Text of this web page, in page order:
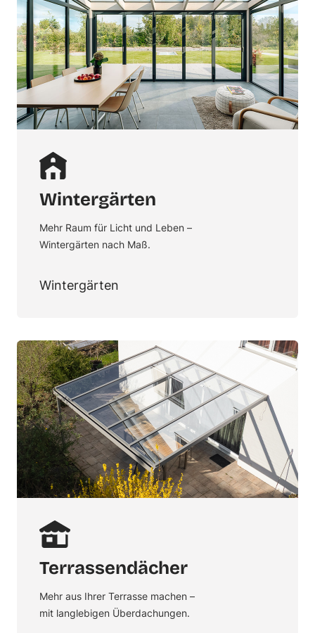
Wintergärten
Mehr Raum für Licht und Leben –
Wintergärten nach Maß.
Wintergärten
Terrassendächer
Mehr aus Ihrer Terrasse machen –
mit langlebigen Überdachungen.